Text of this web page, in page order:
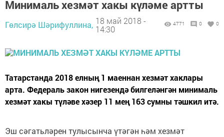
Минималь хезмәт хакы күләме артты
Гөлсирә Шәрифуллина, 18 май 2018 -
14:30
4771 0 0
Татарстанда 2018 елның 1 маеннан хезмәт хаклары
арта. Федераль закон нигезендә билгеләнгән минималь
хезмәт хакы түләве хәзер 11 мең 163 сумны тәшкил итә.
Эш сәгатьләрен тулысынча үтәгән һәм хезмәт